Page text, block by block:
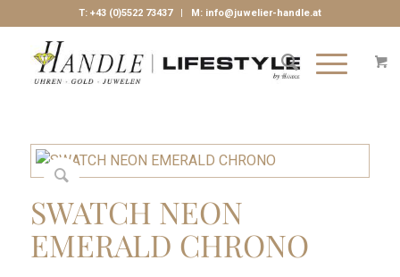
T: +43 (0)5522 73437| M: info@juwelier-handle.at
SWATCH NEON
EMERALD CHRONO